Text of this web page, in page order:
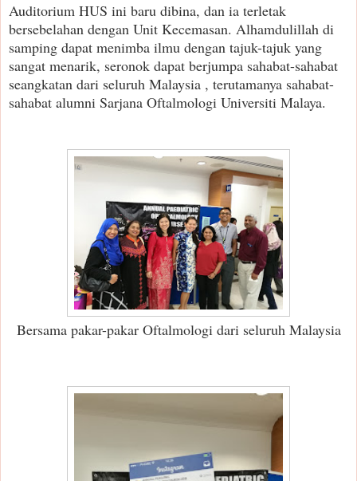
Auditorium HUS ini baru dibina, dan ia terletak
bersebelahan dengan Unit Kecemasan. Alhamdulillah di
samping dapat menimba ilmu dengan tajuk-tajuk yang
sangat menarik, seronok dapat berjumpa sahabat-sahabat
seangkatan dari seluruh Malaysia , terutamanya sahabat-
sahabat alumni Sarjana Oftalmologi Universiti Malaya.
Bersama pakar-pakar Oftalmologi dari seluruh Malaysia